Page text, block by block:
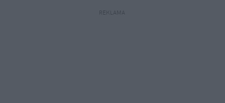
REKLAMA